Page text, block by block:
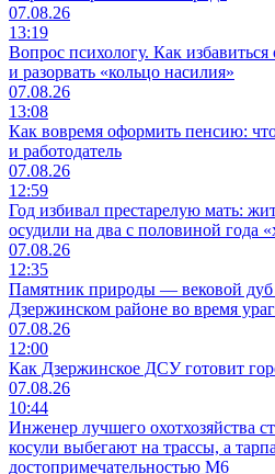
07.08.26
13:19
Вопрос психологу. Как
и разорвать «кольцо насилия»
07.08.26
13:08
Как вовремя оформить пенсию:
и работодатель
07.08.26
12:59
Год избивал престарелую мать:
осудили на два с половиной года
07.08.26
12:35
Памятник природы — вековой
Дзержинском районе во время
07.08.26
12:00
Как Дзержинское ДСУ готовит
07.08.26
10:44
Инженер лучшего охотхозяйства
косули выбегают на трассы, а
достопримечательностью М6